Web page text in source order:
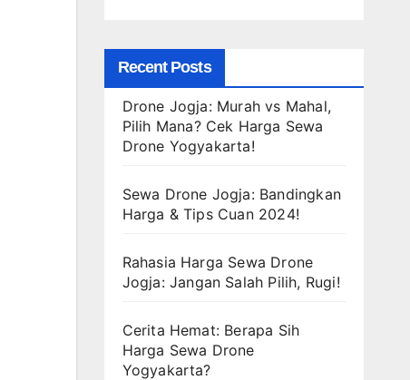
Recent Posts
Drone Jogja: Murah vs Mahal,
Pilih Mana? Cek Harga Sewa
Drone Yogyakarta!
Sewa Drone Jogja: Bandingkan
Harga & Tips Cuan 2024!
Rahasia Harga Sewa Drone
Jogja: Jangan Salah Pilih, Rugi!
Cerita Hemat: Berapa Sih
Harga Sewa Drone
Yogyakarta?